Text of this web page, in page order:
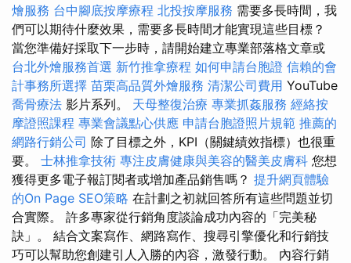
燴服務 台中腳底按摩療程 北投按摩服務 需要多長時間，我
們可以期待什麼效果，需要多長時間才能實現這些目標？
當您準備好採取下一步時，請開始建立專業部落格文章或
台北外燴服務首選 新竹推拿療程 如何申請台胞證 信賴的會
計事務所選擇 苗栗高品質外燴服務 清潔公司費用 YouTube
喬骨療法 影片系列。 天母整復治療 專業抓姦服務 經絡按
摩證照課程 專業會議點心供應 申請台胞證照片規範 推薦的
網路行銷公司 除了目標之外，KPI（關鍵績效指標）也很重
要。 士林推拿技術 專注皮膚健康與美容的醫美皮膚科 您想
獲得更多電子報訂閱者或增加產品銷售嗎？ 提升網頁體驗
的On Page SEO策略 在計劃之初就回答所有這些問題並切
合實際。 許多專家從行銷角度談論成功內容的「完美秘
訣」。 結合文案寫作、網路寫作、搜尋引擎優化和行銷技
巧可以幫助您創建引人入勝的內容，激發行動。 內容行銷